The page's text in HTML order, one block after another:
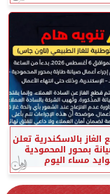
بالاسكندرية تعلن
بمحور المحمودية
مساء اليوم